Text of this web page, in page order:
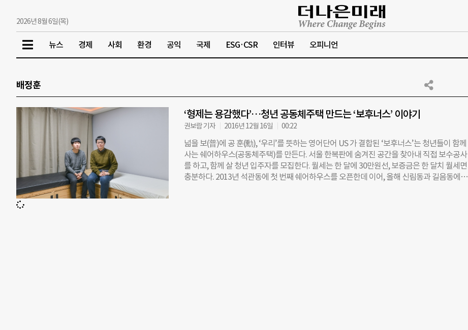
2026년 8월 6일(목)
뉴스 경제 사회 환경 공익 국제 ESG·CSR 인터뷰 오피니언
배정훈
‘형제는 용감했다’…청년 공동체주택 만드는 ‘보후너스’ 이야기
권보람 기자 2016년 12월 16일 00:22
넓을 보(普)에 공 훈(勳), ‘우리’를 뜻하는 영어단어 US 가 결합된 ‘보후너스’는 청년들이 함께
사는 쉐어하우스(공동체주택)를 만든다. 서울 한복판에 숨겨진 공간을 찾아내 직접 보수공사
를 하고, 함께 살 청년 입주자를 모집한다. 월세는 한 달에 30만원선, 보증금은 한 달치 월세면
충분하다. 2013년 석관동에 첫 번째 쉐어하우스를 오픈한데 이어, 올해 신림동과 길음동에도